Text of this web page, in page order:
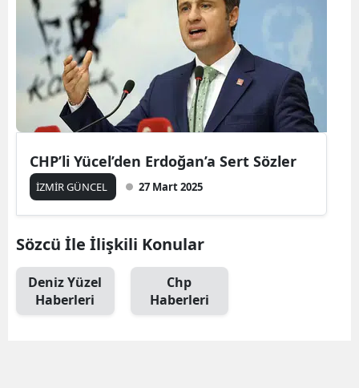
CHP’li Yücel’den Erdoğan’a Sert Sözler
İZMİR GÜNCEL 27 Mart 2025
Sözcü İle İlişkili Konular
Deniz Yüzel
Haberleri
Chp
Haberleri